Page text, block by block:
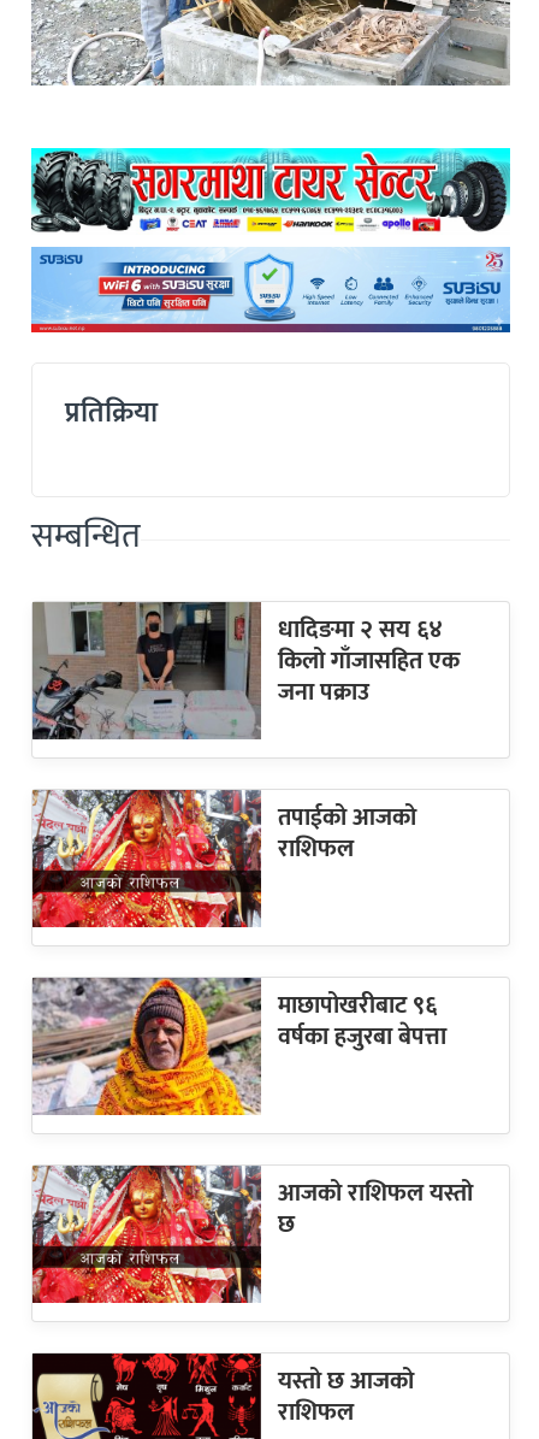
प्रतिक्रिया
सम्बन्धित
धादिङमा २ सय ६४
किलो गाँजासहित एक
जना पक्राउ
तपाईको आजको
राशिफल
माछापोखरीबाट ९६
वर्षका हजुरबा बेपत्ता
आजको राशिफल यस्तो
छ
यस्तो छ आजको
राशिफल